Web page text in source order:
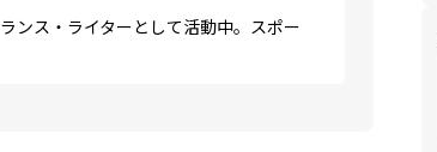
ンス・ライターとして活動中。スポー